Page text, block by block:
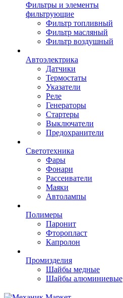
Фильтры и элементы
фильтрующие
Фильтр топливный
Фильтр масляный
Фильтр воздушный
Автоэлектрика
Датчики
Термостаты
Указатели
Реле
Генераторы
Стартеры
Выключатели
Предохранители
Светотехника
Фары
Фонари
Рассеиватели
Маяки
Автолампы
Полимеры
Паронит
Фторопласт
Капролон
Промизделия
Шайбы медные
Шайбы алюминиевые